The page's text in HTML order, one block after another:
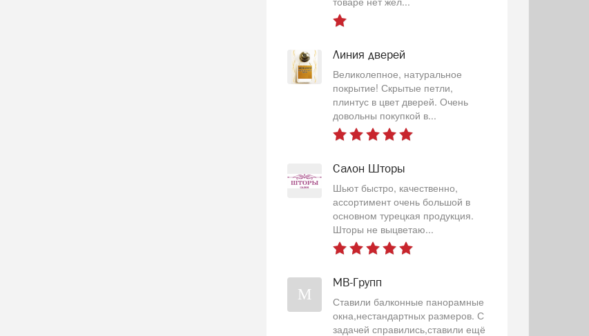
Линия дверей
Великолепное, натуральное
покрытие! Скрытые петли,
плинтус в цвет дверей. Очень
довольны покупкой в...
Салон Шторы
Шьют быстро, качественно,
ассортимент очень большой в
основном турецкая продукция.
Шторы не выцветаю...
М
МВ-Групп
Ставили балконные панорамные
окна,нестандартных размеров. С
задачей справились,ставили ещё